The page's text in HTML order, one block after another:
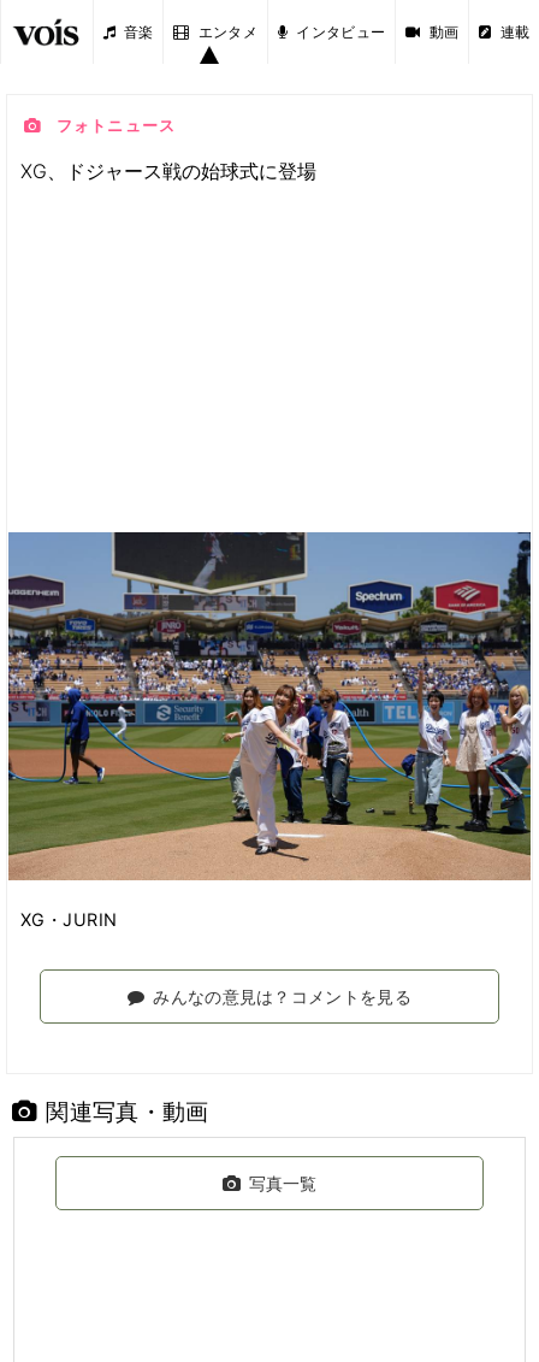
音楽 エンタメ インタビュー 動画 連載
フォトニュース
XG、ドジャース戦の始球式に登場
XG・JURIN
みんなの意見は？コメントを見る
関連写真・動画
写真一覧